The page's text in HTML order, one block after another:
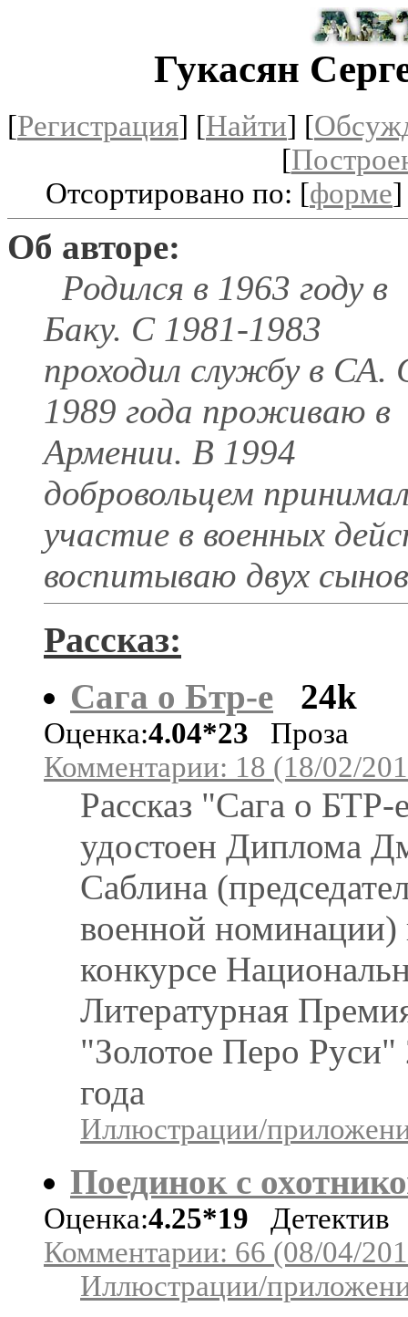
Гукасян
[Регистрация] [Найти] [
[
Отсортировано по: [форме
Об авторе:
Родился в 1963 году в
Баку. С 1981-1983
проходил службу в СА.
1989 года проживаю в
Армении. В 1994
добровольцем
участие в военных
воспитываю двух
Рассказ:
Сага о Бтр-е 24k
Оценка:4.04*23 Проза
Комментарии: 18 (18/02/
Рассказ "Сага о БТР-
удостоен Диплома
Саблина
военной номинации)
конкурсе
Литературная
"Золотое Перо Руси"
года
Иллюстрации/
Поединок с
Оценка:4.25*19 Детектив
Комментарии: 66 (08/04/
Иллюстрации/